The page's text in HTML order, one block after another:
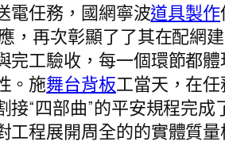
電任務，國網寧波道具製作
，再次彰顯了了其在配網
工驗收，每一個環節都
。施舞台背板工當天，在
“四部曲”的平安規程完
工程展開周全的的實體質